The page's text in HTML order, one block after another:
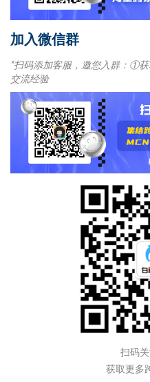
加入微信群
*扫码添加客服，邀您入群：①
交流经验
扫码
获取更多